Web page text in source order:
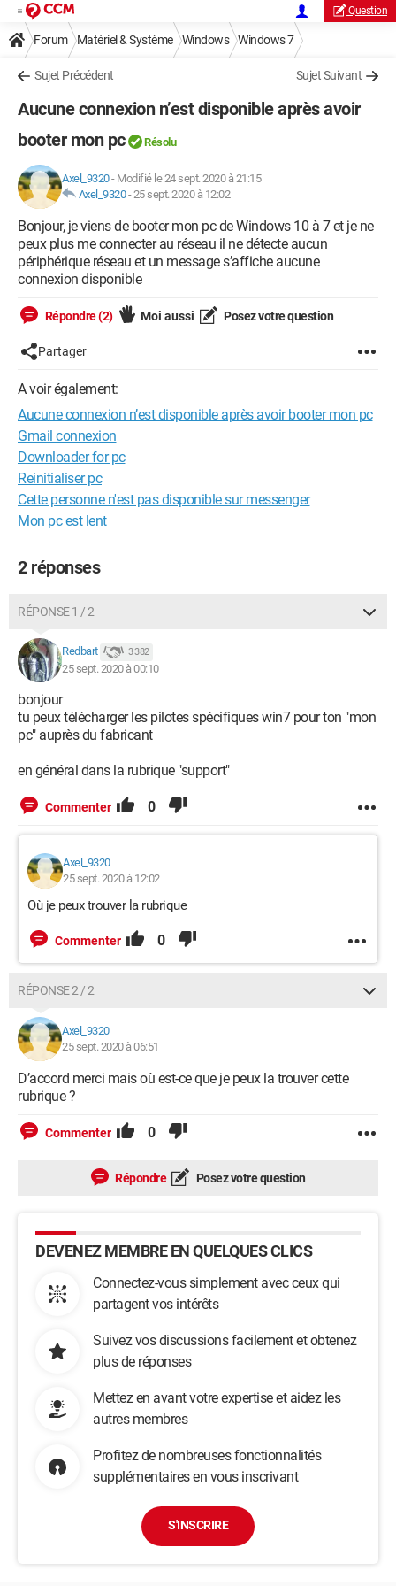
Question
Forum Matériel & Système Windows Windows 7
Sujet Précédent Sujet Suivant
Aucune connexion n’est disponible après avoir
booter mon pc
Résolu
Axel_9320- Modifié le 24 sept. 2020 à 21:15
Axel_9320-25 sept. 2020 à 12:02
Bonjour, je viens de booter mon pc de Windows 10 à 7 et je ne
peux plus me connecter au réseau il ne détecte aucun
périphérique réseau et un message s’affiche aucune
connexion disponible
Répondre (2) Moi aussi Posez votre question
Partager
A voir également:
Aucune connexion n’est disponible après avoir booter mon pc
Gmail connexion
Downloader for pc
Reinitialiser pc
Cette personne n'est pas disponible sur messenger
Mon pc est lent
2 réponses
RÉPONSE 1 / 2
Redbart 3 382
25 sept. 2020 à 00:10
bonjour
tu peux télécharger les pilotes spécifiques win7 pour ton "mon
pc" auprès du fabricant
en général dans la rubrique "support"
Commenter 0
Axel_9320
25 sept. 2020 à 12:02
Où je peux trouver la rubrique
Commenter 0
RÉPONSE 2 / 2
Axel_9320
25 sept. 2020 à 06:51
D’accord merci mais où est-ce que je peux la trouver cette
rubrique ?
Commenter 0
Répondre Posez votre question
DEVENEZ MEMBRE EN QUELQUES CLICS
Connectez-vous simplement avec ceux qui
partagent vos intérêts
Suivez vos discussions facilement et obtenez
plus de réponses
Mettez en avant votre expertise et aidez les
autres membres
Profitez de nombreuses fonctionnalités
supplémentaires en vous inscrivant
S'INSCRIRE